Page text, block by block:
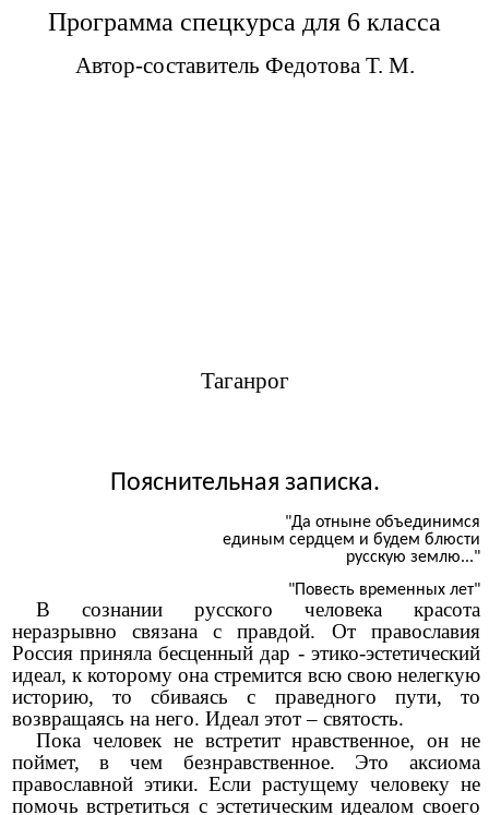
Программа спецкурса для 6 класса
Автор-составитель Федотова Т. М.
Таганрог
Пояснительная записка.
"Да отныне объединимся
единым сердцем и будем блюсти
русскую землю..."
"Повесть временных лет"
В сознании русского человека красота
неразрывно связана с правдой. От православия
Россия приняла бесценный дар - этико-эстетический
идеал, к которому она стремится всю свою нелегкую
историю, то сбиваясь с праведного пути, то
возвращаясь на него. Идеал этот – святость.
Пока человек не встретит нравственное, он не
поймет, в чем безнравственное. Это аксиома
православной этики. Если растущему человеку не
помочь встретиться с эстетическим идеалом своего